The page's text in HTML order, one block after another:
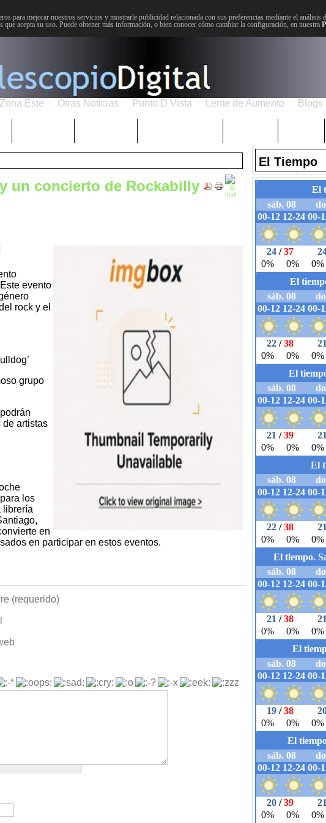
para mejorar nuestros servicios y mostrarle publicidad relacionada con sus preferencias mediante el análisis
que acepta su uso. Puede obtener más información, o bien conocer cómo cambiar la configuración, en nuestra
Zona Este Otras Noticias Punto D Vista Lente de Aumento Blogs
un concierto de Rockabilly
evento
rock y el
grupo
de artistas
los
librería
en
en participar en estos eventos.
(requerido)
El Tiempo